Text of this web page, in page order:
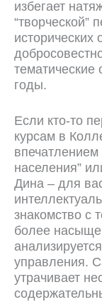
избегает
“творческой”
годы.
Если кто-то
курсам в
впечатлением
населения”
Дина – для
знакомство с
более
управления.
утрачивает